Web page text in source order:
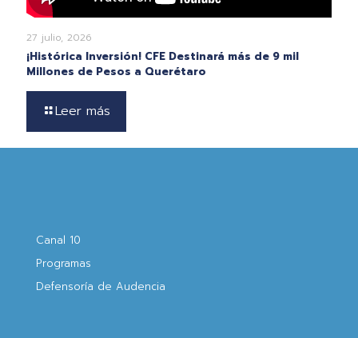
27 julio, 2026
¡Histórica Inversión! CFE Destinará más de 9 mil
Millones de Pesos a Querétaro
Leer más
Canal 10
Programas
Defensoría de Audencia